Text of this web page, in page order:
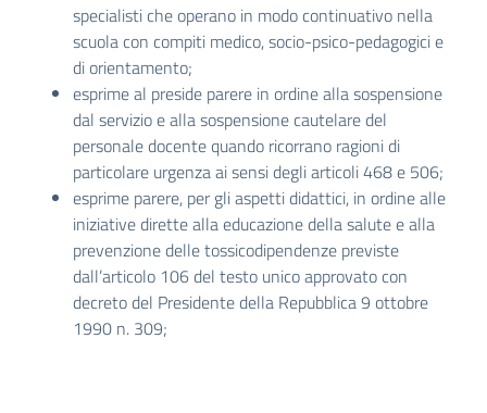
specialisti che operano in modo continuativo nella
scuola con compiti medico, socio-psico-pedagogici e
di orientamento;
esprime al preside parere in ordine alla sospensione
dal servizio e alla sospensione cautelare del
personale docente quando ricorrano ragioni di
particolare urgenza ai sensi degli articoli 468 e 506;
esprime parere, per gli aspetti didattici, in ordine alle
iniziative dirette alla educazione della salute e alla
prevenzione delle tossicodipendenze previste
dall’articolo 106 del testo unico approvato con
decreto del Presidente della Repubblica 9 ottobre
1990 n. 309;